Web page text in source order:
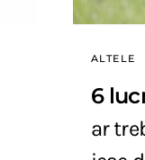
ALTELE
6
ar